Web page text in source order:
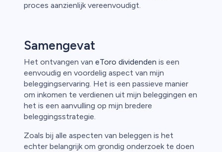
proces aanzienlijk vereenvoudigt.
Samengevat
Het ontvangen van eToro dividenden is een
eenvoudig en voordelig aspect van mijn
beleggingservaring. Het is een passieve manier
om inkomen te verdienen uit mijn beleggingen en
het is een aanvulling op mijn bredere
beleggingsstrategie.
Zoals bij alle aspecten van beleggen is het
echter belangrijk om grondig onderzoek te doen